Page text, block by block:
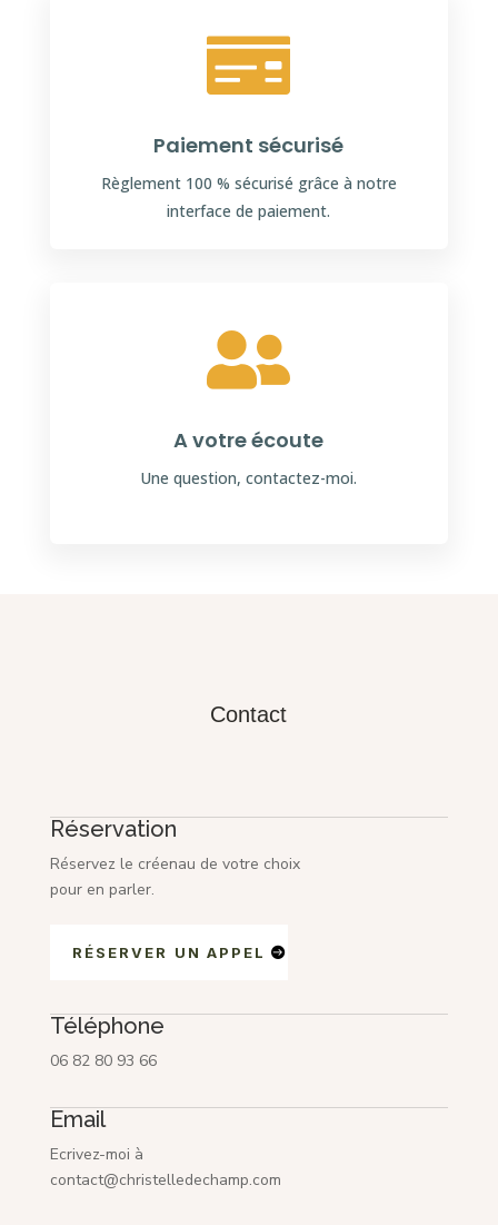

Paiement sécurisé
Règlement 100 % sécurisé grâce à notre
interface de paiement.

A votre écoute
Une question, contactez-moi.
Contact
Réservation
Réservez le créenau de votre choix
pour en parler.
RÉSERVER UN APPEL
Téléphone
06 82 80 93 66
Email
Ecrivez-moi à
contact@christelledechamp.com